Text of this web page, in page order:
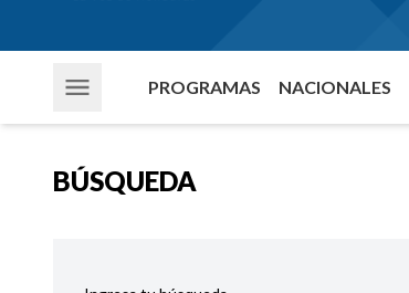
PROGRAMAS NACIONALES
BÚSQUEDA